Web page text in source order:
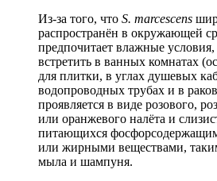
Из-за того, что S. marcescens
распространён в окружающей
предпочитает влажные
встретить в ванных комнатах
для плитки, в углах душевых
водопроводных трубах и в
проявляется в виде розового,
или оранжевого налёта и
питающихся
или жирными веществами,
мыла и шампуня.